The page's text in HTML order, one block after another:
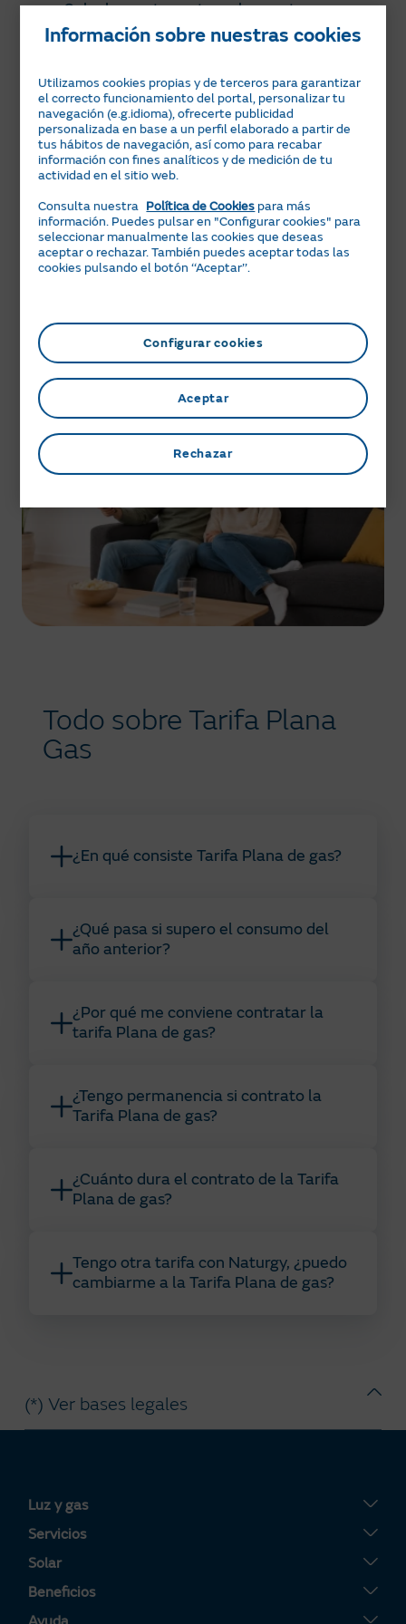
no limitativo: derechos de extensión,
derechos de acometida, fianza, abono
periódica, etc.).
Los precios indicados se han calculado
aplicando los impuestos sin la
reducción propuesta en el Real
Decreto-ley 18/2026, de 29 de junio.
No obstante, los importes facturados
sí aplicarán los tipos impositivos
reducidos establecidos desde la
o cualquier otra medida que sea de
Tarifa Plana de Gas:
Válido para contrataciones de gas con
tarifa de acceso RL.1, RL.2 y RL.3 para
persona física. Tarifa sin penalización
Oferta válida hasta el 28/08/2026 y
no acumulable a otras promociones.
Condiciones generales del contrato
Condiciones particulares del contrato
Calculamos tu gasto en base a tu
consumo anterior de gas.
Misma cuota cada mes.Despreocúpate
de posibles cambios en tu factura
mensual.
Sin permanencia ni extras obligatorios.
Contrata solo lo que necesitas y cambia
de tarifa cuando quieras.
Factura online.Realiza todas tus
gestiones cómodamente desde el Área
Todo sobre Tarifa Plana
Gas
¿En qué consiste Tarifa Plana de gas?
¿Qué pasa si supero el consumo del
año anterior?
¿Por qué me conviene contratar la
tarifa Plana de gas?
¿Tengo permanencia si contrato la
Tarifa Plana de gas?
¿Cuánto dura el contrato de la Tarifa
Plana de gas?
Tengo otra tarifa con Naturgy, ¿puedo
cambiarme a la Tarifa Plana de gas?
(*) Ver bases legales
Luz y gas
Tarifa Plana
Tarifa Por Uso
Tarifa Noche
Tarifa Dinámica Luz
Servicios
Servigas
Servielectric
Servihogar
Solar
Placas solares
Tarifa Solar
Beneficios
Información sobre nuestras cookies
Utilizamos cookies propias y de terceros para garantizar
el correcto funcionamiento del portal, personalizar tu
navegación (e.g.idioma), ofrecerte publicidad
personalizada en base a un perfil elaborado a partir de
tus hábitos de navegación, así como para recabar
información con fines analíticos y de medición de tu
actividad en el sitio web.
Consulta nuestra Política de Cookies para más
información. Puedes pulsar en "Configurar cookies" para
seleccionar manualmente las cookies que deseas
aceptar o rechazar. También puedes aceptar todas las
cookies pulsando el botón ‘‘Aceptar’’.
Configurar cookies
Rechazar
Aceptar